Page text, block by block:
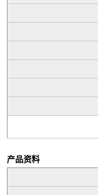
产品资料